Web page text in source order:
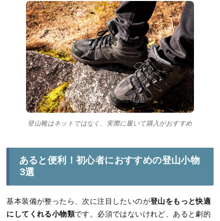
登山靴はネットではなく、実際に履いて購入がおすすめ
あると便利！初心者におすすめの登山小物
3選
基本装備が整ったら、次に注目したいのが登山をもっと快適
にしてくれる小物類です。必須ではないけれど、あると劇的